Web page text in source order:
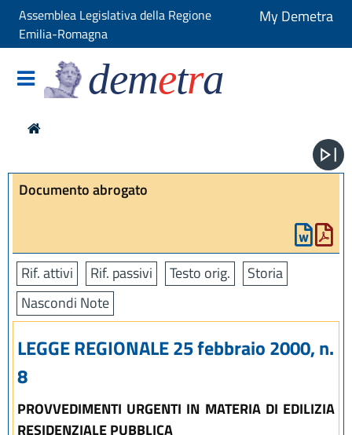
Assemblea Legislativa della Regione
Emilia-Romagna
My Demetra
demetra
Documento abrogato
Rif. attivi Rif. passivi Testo orig.
Storia
Nascondi Note
LEGGE REGIONALE 25 febbraio 2000, n.
8
PROVVEDIMENTI URGENTI IN MATERIA DI EDILIZIA
RESIDENZIALE PUBBLICA